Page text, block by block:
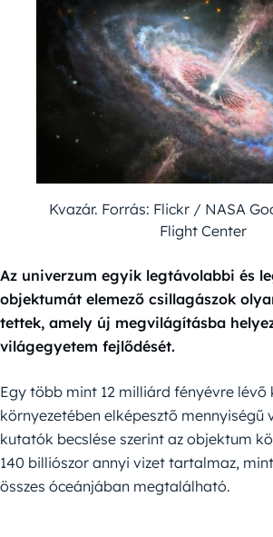
Kvazár. Forrás: Flickr / NASA
Flight Center
Az univerzum egyik legtávolabbi és
objektumát elemező csillagászok
tettek, amely új megvilágításba
világegyetem fejlődését.
Egy több mint 12 milliárd fényévre lévő
környezetében elképesztő mennyiségű
kutatók becslése szerint az objektum
140 billiószor annyi vizet tartalmaz,
összes óceánjában megtalálható.